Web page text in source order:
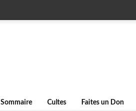
Sommaire Cultes Faites un Don